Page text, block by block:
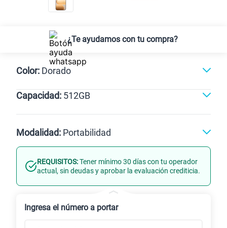
¿Te ayudamos con tu compra?
Color: Dorado
Dorado
Capacidad: 512GB
512GB
Modalidad: Portabilidad
Línea Nueva Portabilidad
REQUISITOS:Tener mínimo 30 días con tu operador
actual, sin deudas y aprobar la evaluación crediticia.
Ingresa el número a portar